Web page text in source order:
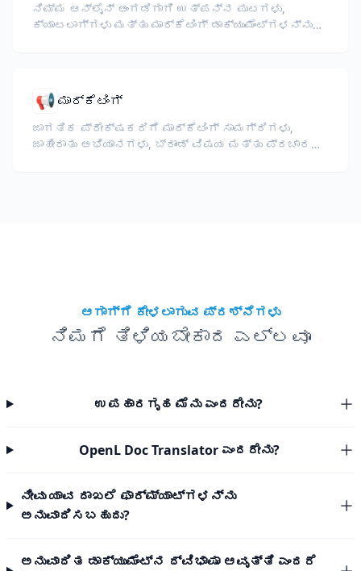
ನಿಮ್ಮ ಆನ್‌ಲೈನ್ ಅಂಗಡಿಗಾಗಿ ಉತ್ಪನ್ನ ಪುಟಗಳು,
ಕ್ಯಾಟಲಾಗ್‌ಗಳು ಮತ್ತು ಮಾರ್ಕೆಟಿಂಗ್ ಡಾಕ್ಯುಮೆಂಟ್‌ಗಳನ್ನು
📢ಮಾರ್ಕೆಟಿಂಗ್
ಜಾಗತಿಕ ಪ್ರೇಕ್ಷಕರಿಗೆ ಮಾರ್ಕೆಟಿಂಗ್ ಸಾಮಗ್ರಿಗಳು,
ಜಾಹೀರಾತು ಅಭಿಯಾನಗಳು, ಬ್ರಾಂಡ್ ವಿಷಯ ಮತ್ತು ಪ್ರಚಾರ
ಆಗಾಗ್ಗೆ ಕೇಳಲಾಗುವ ಪ್ರಶ್ನೆಗಳು
ನಿಮಗೆ ತಿಳಿಯಬೇಕಾದ ಎಲ್ಲವೂ
ಉಪಹಾರಗೃಹ ಮೆನು ಎಂದರೇನು?
OpenL Doc Translator ಎಂದರೇನು?
ನೀವು ಯಾವ ದಾಖಲೆ ಫಾರ್ಮ್ಯಾಟ್‌ಗಳನ್ನು
ಅನುವಾದಿಸಬಹುದು?
ಅನುವಾದಿತ ಡಾಕ್ಯುಮೆಂಟ್‌ನ ದ್ವಿಭಾಷಾ ಆವೃತ್ತಿ ಎಂದರೆ